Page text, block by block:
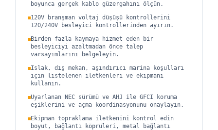
boyunca gerçek kablo güzergahını ölçün.
120V branşman voltaj düşüşü kontrollerini
120/240V besleyici kontrollerinden ayırın.
Birden fazla kaymaya hizmet eden bir
besleyiciyi azaltmadan önce talep
varsayımlarını belgeleyin.
Islak, dış mekan, aşındırıcı marina koşulları
için listelenen iletkenleri ve ekipmanı
kullanın.
Uyarlanan NEC sürümü ve AHJ ile GFCI koruma
eşiklerini ve açma koordinasyonunu onaylayın.
Ekipman topraklama iletkenini kontrol edin
boyut, bağlantı köprüleri, metal bağlantı